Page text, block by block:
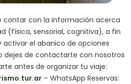
contar con la información acerca
(física, sensorial, cognitiva), a fin
activar el abanico de opciones
dejes de contactarte con nosotros
antes de organizar tu viaje:
– WhatsApp Reservas: